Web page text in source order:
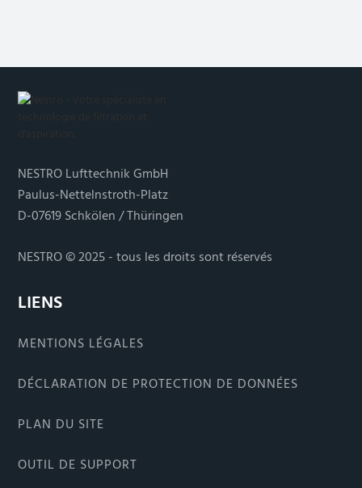
NESTRO Lufttechnik GmbH
Paulus-Nettelnstroth-Platz
D-07619 Schkölen / Thüringen
NESTRO © 2025 - tous les droits sont réservés
LIENS
MENTIONS LÉGALES
DÉCLARATION DE PROTECTION DE DONNÉES
PLAN DU SITE
OUTIL DE SUPPORT